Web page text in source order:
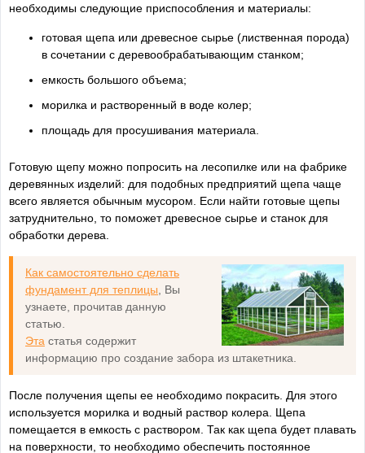
необходимы следующие приспособления и материалы:
готовая щепа или древесное сырье (лиственная порода)
в сочетании с деревообрабатывающим станком;
емкость большого объема;
морилка и растворенный в воде колер;
площадь для просушивания материала.
Готовую щепу можно попросить на лесопилке или на фабрике
деревянных изделий: для подобных предприятий щепа чаще
всего является обычным мусором. Если найти готовые щепы
затруднительно, то поможет древесное сырье и станок для
обработки дерева.
Как самостоятельно сделать
фундамент для теплицы , Вы
узнаете, прочитав данную
статью.
Эта статья содержит
информацию про создание забора из штакетника.
После получения щепы ее необходимо покрасить. Для этого
используется морилка и водный раствор колера. Щепа
помещается в емкость с раствором. Так как щепа будет плавать
на поверхности, то необходимо обеспечить постоянное